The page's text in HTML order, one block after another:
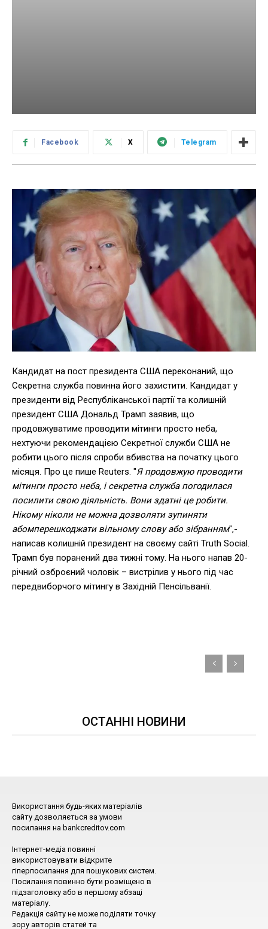
Facebook X Telegram
Кандидат на пост президента США переконаний, що
Секретна служба повинна його захистити. Кандидат у
президенти від Республіканської партії та колишній
президент США Дональд Трамп заявив, що
продовжуватиме проводити мітинги просто неба,
нехтуючи рекомендацією Секретної служби США не
робити цього після спроби вбивства на початку цього
місяця. Про це пише Reuters. "Я продовжую проводити
мітинги просто неба, і секретна служба погодилася
посилити свою діяльність. Вони здатні це робити.
Нікому ніколи не можна дозволяти зупиняти
абомперешкоджати вільному слову або зібранням",-
написав колишній президент на своєму сайті Truth Social.
Трамп був поранений два тижні тому. На нього напав 20-
річний озброєний чоловік – вистрілив у нього під час
передвиборчого мітингу в Західній Пенсільванії.
ОСТАННІ НОВИНИ
Використання будь-яких матеріалів
сайту дозволяється за умови
посилання на bankcreditov.com
Інтернет-медіа повинні
використовувати відкрите
гіперпосилання для пошукових систем.
Посилання повинно бути розміщено в
підзаголовку або в першому абзаці
матеріалу.
Редакція сайту не може поділяти точку
зору авторів статей та